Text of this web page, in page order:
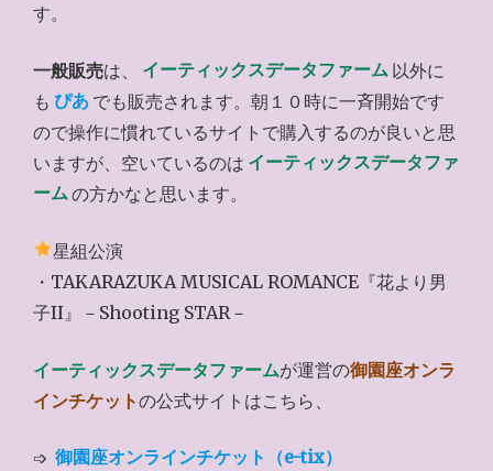
す。
一般販売は、 イーティックスデータファーム 以外に
も ぴあ でも販売されます。朝１０時に一斉開始です
ので操作に慣れているサイトで購入するのが良いと思
いますが、空いているのは イーティックスデータファ
ームの方かなと思います。
星組公演
・TAKARAZUKA MUSICAL ROMANCE『花より男
子II』－Shooting STAR－
イーティックスデータファームが運営の御園座オンラ
インチケットの公式サイトはこちら、
➩ 御園座オンラインチケット（e-tix）